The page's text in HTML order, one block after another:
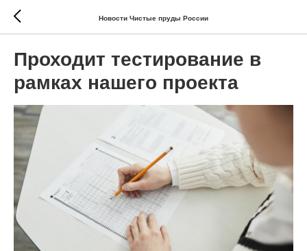
Новости Чистые пруды России
Проходит тестирование в
рамках нашего проекта